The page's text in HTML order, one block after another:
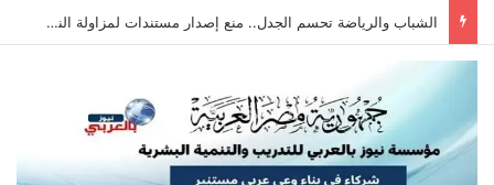
الشباب والرياضة تحسم الجدل.. منع إصدار مستندات لمزاولة النشاط بالمخالفة للقانون